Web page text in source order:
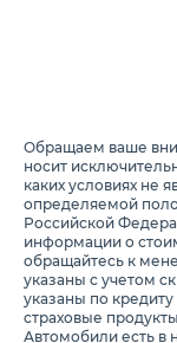
Обращаем ваше
носит
каких условиях не
определяемой
Российской
информации о
обращайтесь к
указаны с учетом
указаны по
страховые
Автомобили есть в